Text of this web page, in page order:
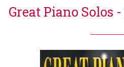
Great Piano Solos